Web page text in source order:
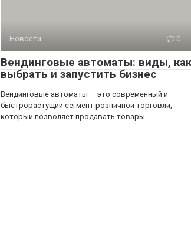
Новости 0
Вендинговые автоматы: виды, как
выбрать и запустить бизнес
Вендинговые автоматы — это современный и
быстрорастущий сегмент розничной торговли,
который позволяет продавать товары